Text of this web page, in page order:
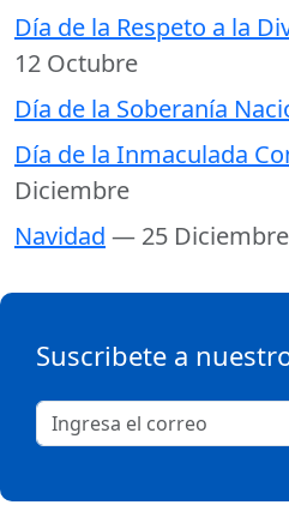
Día de la Respeto a la
12 Octubre
Día de la Soberanía
Día de la Inmaculada
Diciembre
Navidad — 25 Diciembre
Suscribete a